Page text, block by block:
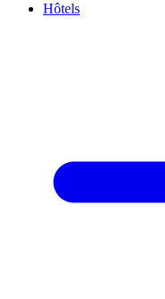
Hôtels